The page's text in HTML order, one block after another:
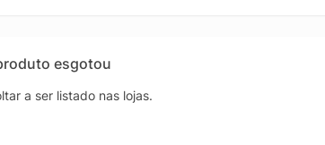
esgotou
a ser listado nas lojas.